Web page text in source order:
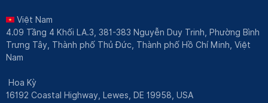
Việt Nam
4.09 Tầng 4 Khối LA.3, 381-383 Nguyễn Duy Trinh, Phường Bình
Trưng Tây, Thành phố Thủ Đức, Thành phố Hồ Chí Minh, Việt
Nam
Hoa Kỳ
16192 Coastal Highway, Lewes, DE 19958, USA